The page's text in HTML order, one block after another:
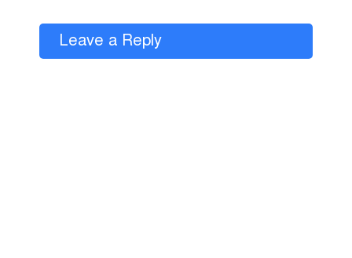
Leave a Reply